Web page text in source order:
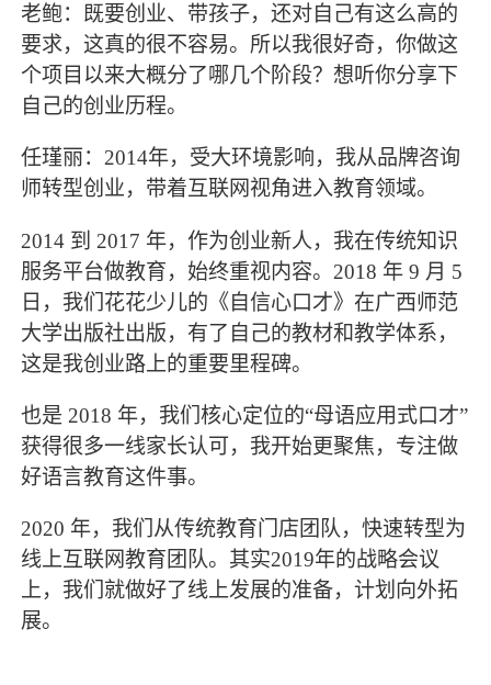
老鲍：既要创业、带孩子，还对自己有这么高的
要求，这真的很不容易。所以我很好奇，你做这
个项目以来大概分了哪几个阶段？想听你分享下
自己的创业历程。
任瑾丽：2014年，受大环境影响，我从品牌咨询
师转型创业，带着互联网视角进入教育领域。
2014 到 2017 年，作为创业新人，我在传统知识
服务平台做教育，始终重视内容。2018 年 9 月 5
日，我们花花少儿的《自信心口才》在广西师范
大学出版社出版，有了自己的教材和教学体系，
这是我创业路上的重要里程碑。
也是 2018 年，我们核心定位的“母语应用式口才”
获得很多一线家长认可，我开始更聚焦，专注做
好语言教育这件事。
2020 年，我们从传统教育门店团队，快速转型为
线上互联网教育团队。其实2019年的战略会议
上，我们就做好了线上发展的准备，计划向外拓
展。